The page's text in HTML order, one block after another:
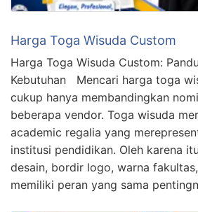
Harga Toga Wisuda Custom
Harga Toga Wisuda Custom:
Kebutuhan Mencari harga toga
cukup hanya membandingkan
beberapa vendor. Toga wisuda
academic regalia yang
institusi pendidikan. Oleh karena
desain, bordir logo, warna
memiliki peran yang sama